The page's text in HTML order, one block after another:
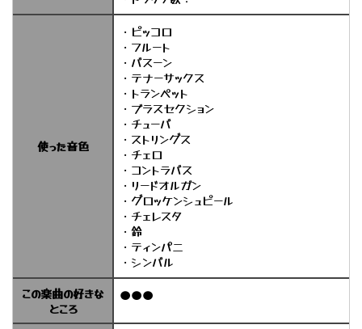
使った音色
・ピッコロ
・フルート
・バスーン
・テナーサックス
・トランペット
・ブラスセクション
・チューバ
・ストリングス
・チェロ
・コントラバス
・リードオルガン
・グロッケンシュピール
・チェレスタ
・鈴
・ティンパニ
・シンバル
この楽曲の好きな
ところ
●●●